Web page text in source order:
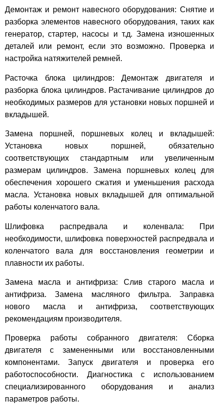
Демонтаж и ремонт навесного оборудования: Снятие и
разборка элементов навесного оборудования, таких как
генератор, стартер, насосы и т.д. Замена изношенных
деталей или ремонт, если это возможно. Проверка и
настройка натяжителей ремней.
Расточка блока цилиндров: Демонтаж двигателя и
разборка блока цилиндров. Растачивание цилиндров до
необходимых размеров для установки новых поршней и
вкладышей.
Замена поршней, поршневых колец и вкладышей:
Установка новых поршней, обязательно
соответствующих стандартным или увеличенным
размерам цилиндров. Замена поршневых колец для
обеспечения хорошего сжатия и уменьшения расхода
масла. Установка новых вкладышей для оптимальной
работы коленчатого вала.
Шлифовка распредвала и коленвала: При
необходимости, шлифовка поверхностей распредвала и
коленчатого вала для восстановления геометрии и
плавности их работы.
Замена масла и антифриза: Слив старого масла и
антифриза. Замена масляного фильтра. Заправка
нового масла и антифриза, соответствующих
рекомендациям производителя.
Проверка работы собранного двигателя: Сборка
двигателя с замененными или восстановленными
компонентами. Запуск двигателя и проверка его
работоспособности. Диагностика с использованием
специализированного оборудования и анализ
параметров работы.